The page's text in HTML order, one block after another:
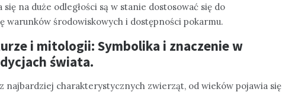
na duże odległości są w stanie dostosować się do
warunków środowiskowych i dostępności pokarmu.
i mitologii: Symbolika i znaczenie w
świata.
najbardziej charakterystycznych zwierząt, od wieków pojawia się